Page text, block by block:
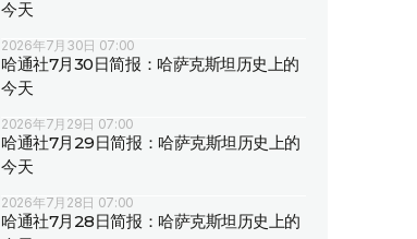
今天
2026年7月30日 07:00
哈通社7月30日简报：哈萨克斯坦历史上的
今天
2026年7月29日 07:00
哈通社7月29日简报：哈萨克斯坦历史上的
今天
2026年7月28日 07:00
哈通社7月28日简报：哈萨克斯坦历史上的